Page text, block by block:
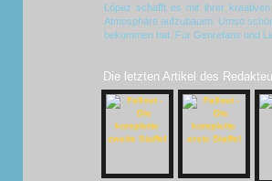
López schafft es mit ihrer
Atmosphäre aufzubauen. Umso
bekommen hat. Für Genrefans und
Die letzten Artikel des